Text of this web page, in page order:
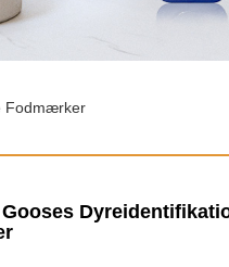
Fodmærker